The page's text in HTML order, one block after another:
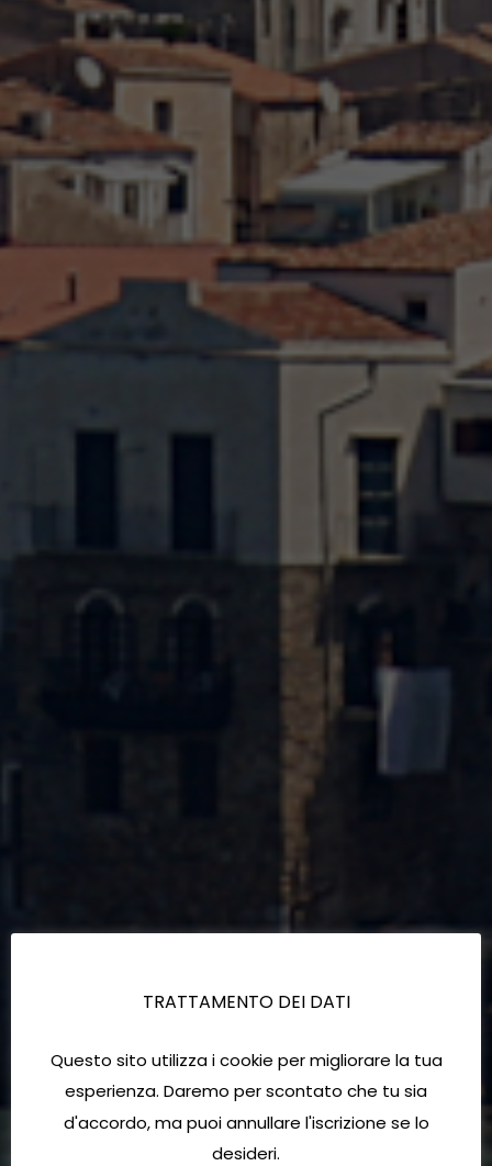
TRATTAMENTO DEI DATI
Questo sito utilizza i cookie per migliorare la tua
esperienza. Daremo per scontato che tu sia
d'accordo, ma puoi annullare l'iscrizione se lo
desideri.